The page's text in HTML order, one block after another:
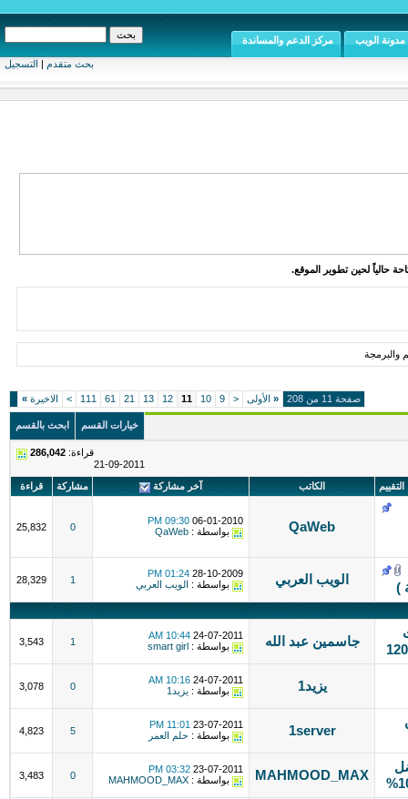
بحث متقدم | التسجيل
مدونة الويب مركز الدعم والمساندة
حالياً لحين تطوير الموقع.
والبرمجة
صفحة 11 من 208 « الأولى <
9
10
11
12
13
21
61
111
> الاخيرة »
خيارات القسم ابحث بالقسم
قراءة: 286,042
21-09-2011
التقييم
الكاتب آخر مشاركة مشاركة قراءة
QaWeb
06-01-2010
09:30 PM
بواسطة : QaWeb
0
25,832
)
الويب العربي 28-10-2009
01:24 PM
بواسطة :
الويب العربي 1
28,329
جاسمين عبد الله 24-07-2011
10:44 AM
بواسطة : smart girl
1
3,543
يزيد1 24-07-2011
10:16 AM
بواسطة : يزيد1 0
3,078
1server
23-07-2011
11:01 PM
بواسطة : حلم العمر 5
4,823
MAHMOOD_MAX
23-07-2011
03:32 PM
بواسطة : MAHMOOD_MAX
0
3,483